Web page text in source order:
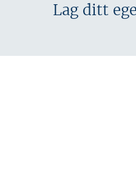
Lag ditt